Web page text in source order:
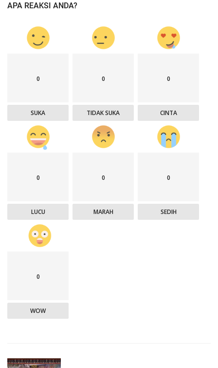
APA REAKSI ANDA?
0
SUKA
0
TIDAK SUKA
0
CINTA
0
LUCU
0
MARAH
0
SEDIH
0
WOW